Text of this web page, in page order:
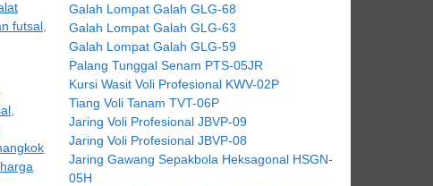
Galah Lompat Galah GLG-68
Galah Lompat Galah GLG-63
Galah Lompat Galah GLG-59
Palang Tunggal Senam PTS-05JR
Kursi Wasit Voli Profesional KWV-02P
Tiang Voli Tanam TVT-06P
Jaring Voli Profesional JBVP-09
Jaring Voli Profesional JBVP-08
Jaring Gawang Sepakbola Heksagonal HSGN-
05H